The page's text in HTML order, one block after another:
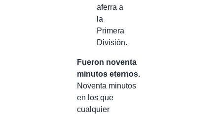
aferra a
la
Primera
División.
Fueron noventa
minutos eternos.
Noventa minutos
en los que
cualquier